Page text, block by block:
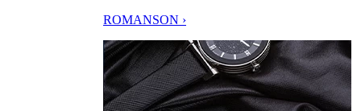
ROMANSON ›